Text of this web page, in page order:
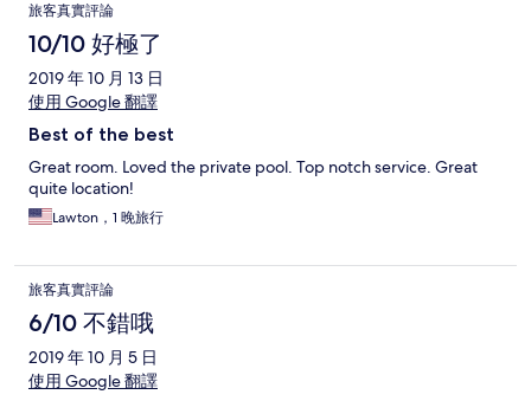
旅客真實評論
10/10 好極了
2019 年 10 月 13 日
使用 Google 翻譯
Best of the best
Great room. Loved the private pool. Top notch service. Great
quite location!
Lawton，1 晚旅行
旅客真實評論
6/10 不錯哦
2019 年 10 月 5 日
使用 Google 翻譯